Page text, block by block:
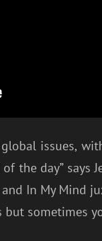
global issues,
the day” says
In My Mind
sometimes